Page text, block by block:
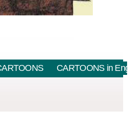
CARTOONS in English